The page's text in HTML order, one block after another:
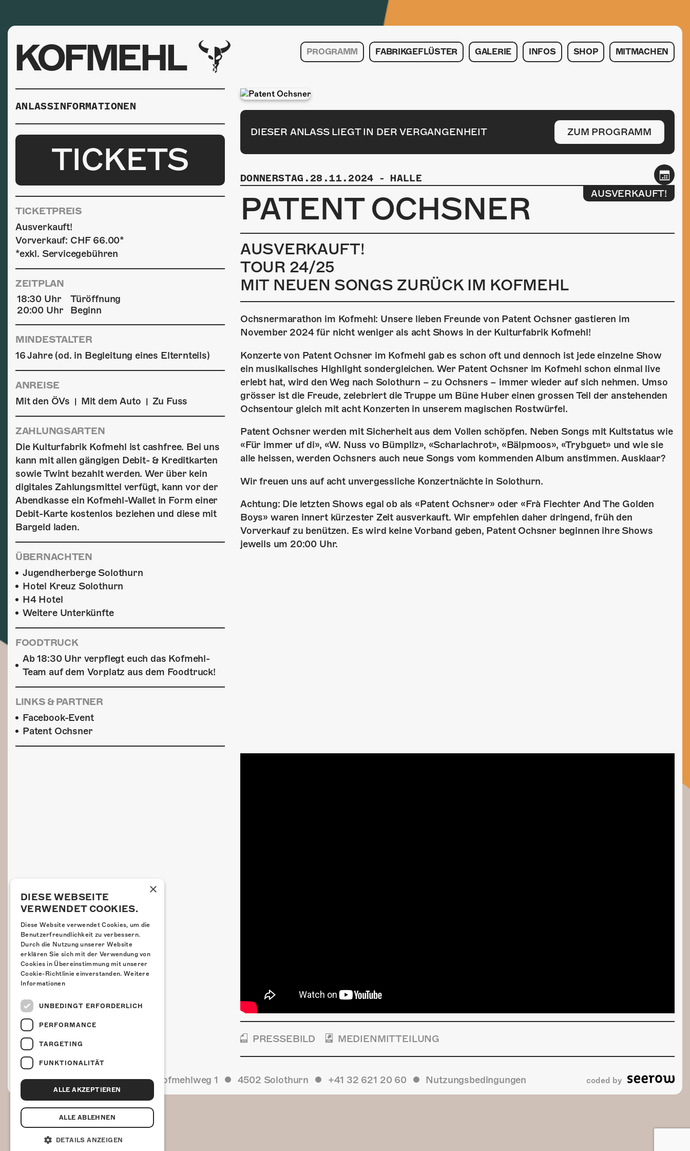
KOFMEHL PROGRAMM FABRIKGEFLÜSTER GALERIE INFOS SHOP MITMACHEN
DIESER ANLASS LIEGT IN DER VERGANGENHEIT ZUM PROGRAMM
DONNERSTAG.28.11.2024 - HALLE
PATENT OCHSNER AUSVERKAUFT!
AUSVERKAUFT!
TOUR 24/25
MIT NEUEN SONGS ZURÜCK IM KOFMEHL
Ochsnermarathon im Kofmehl: Unsere lieben Freunde von Patent Ochsner gastieren im
November 2024 für nicht weniger als acht Shows in der Kulturfabrik Kofmehl!
Konzerte von Patent Ochsner im Kofmehl gab es schon oft und dennoch ist jede einzelne Show
ein musikalisches Highlight sondergleichen. Wer Patent Ochsner im Kofmehl schon einmal live
erlebt hat, wird den Weg nach Solothurn – zu Ochsners – immer wieder auf sich nehmen. Umso
grösser ist die Freude, zelebriert die Truppe um Büne Huber einen grossen Teil der anstehenden
Ochsentour gleich mit acht Konzerten in unserem magischen Rostwürfel.
Patent Ochsner werden mit Sicherheit aus dem Vollen schöpfen. Neben Songs mit Kultstatus wie
«Für immer uf di», «W. Nuss vo Bümpliz», «Scharlachrot», «Bälpmoos», «Trybguet» und wie sie
alle heissen, werden Ochsners auch neue Songs vom kommenden Album anstimmen. Ausklaar?
Wir freuen uns auf acht unvergessliche Konzertnächte in Solothurn.
Achtung: Die letzten Shows egal ob als «Patent Ochsner» oder «Frà Fiechter And The Golden
Boys» waren innert kürzester Zeit ausverkauft. Wir empfehlen daher dringend, früh den
Vorverkauf zu benützen. Es wird keine Vorband geben, Patent Ochsner beginnen ihre Shows
jeweils um 20:00 Uhr.
PRESSEBILD MEDIENMITTEILUNG
ANLASSINFORMATIONEN
TICKETS
TICKETPREIS
Ausverkauft!
Vorverkauf: CHF 66.00*
*exkl. Servicegebühren
ZEITPLAN
18:30 Uhr
Türöffnung
20:00 Uhr
Beginn
MINDESTALTER
16 Jahre (od. in Begleitung eines Elternteils)
ANREISE
Mit den ÖVs
Mit dem Auto Zu Fuss
ZAHLUNGSARTEN
Die Kulturfabrik Kofmehl ist cashfree. Bei uns
kann mit allen gängigen Debit- & Kreditkarten
sowie Twint bezahlt werden. Wer über kein
digitales Zahlungsmittel verfügt, kann vor der
Abendkasse ein Kofmehl-Wallet in Form einer
Debit-Karte kostenlos beziehen und diese mit
Bargeld laden.
ÜBERNACHTEN
Jugendherberge Solothurn
Hotel Kreuz Solothurn
H4 Hotel
Weitere Unterkünfte
FOODTRUCK
Ab 18:30 Uhr verpflegt euch das Kofmehl-
Team auf dem Vorplatz aus dem Foodtruck!
LINKS & PARTNER
Facebook-Event
Patent Ochsner
Kulturfabrik Kofmehl Kofmehlweg 1 4502 Solothurn +41 32 621 20 60 Nutzungsbedingungen coded by
×
DIESE WEBSEITE
VERWENDET COOKIES.
Diese Website verwendet Cookies, um die
Benutzerfreundlichkeit zu verbessern.
Durch die Nutzung unserer Website
erklären Sie sich mit der Verwendung von
Cookies in Übereinstimmung mit unserer
Cookie-Richtlinie einverstanden. Weitere
Informationen
UNBEDINGT ERFORDERLICH
PERFORMANCE
TARGETING
FUNKTIONALITÄT
ALLE AKZEPTIEREN
ALLE ABLEHNEN
DETAILS ANZEIGEN